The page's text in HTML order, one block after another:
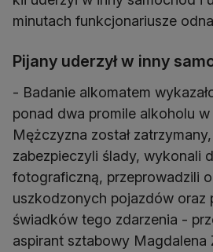
minutach funkcjonariusze
Pijany uderzył w inny
- Badanie alkomatem
ponad dwa promile alkoholu w
Mężczyzna został
zabezpieczyli ślady, wykonali
fotograficzną, przeprowadzili
uszkodzonych pojazdów oraz
świadków tego zdarzenia -
aspirant sztabowy Magdalena